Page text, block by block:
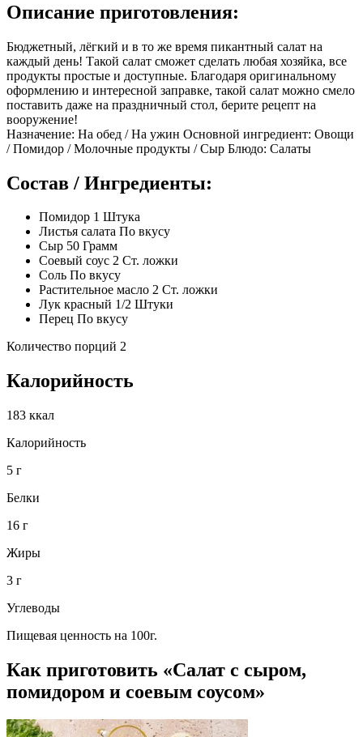
Описание приготовления:
Бюджетный, лёгкий и в то же время пикантный салат на
каждый день! Такой салат сможет сделать любая хозяйка, все
продукты простые и доступные. Благодаря оригинальному
оформлению и интересной заправке, такой салат можно смело
поставить даже на праздничный стол, берите рецепт на
вооружение!
Назначение: На обед / На ужин Основной ингредиент: Овощи
/ Помидор / Молочные продукты / Сыр Блюдо: Салаты
Состав / Ингредиенты:
Помидор 1 Штука
Листья салата По вкусу
Сыр 50 Грамм
Соевый соус 2 Ст. ложки
Соль По вкусу
Растительное масло 2 Ст. ложки
Лук красный 1/2 Штуки
Перец По вкусу
Количество порций 2
Калорийность
183 ккал
Калорийность
5 г
Белки
16 г
Жиры
3 г
Углеводы
Пищевая ценность на 100г.
Как приготовить «Салат с сыром,
помидором и соевым соусом»